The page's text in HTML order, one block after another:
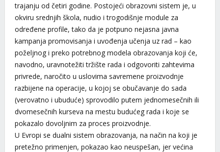
trajanju od četiri godine. Postojeći obrazovni sistem je, u
okviru srednjih škola, nudio i trogodišnje module za
određene profile, tako da je potpuno nejasna javna
kampanja promovisanja i uvođenja učenja uz rad – kao
poželjnog i preko potrebnog modela obrazovanja koji će,
navodno, uravnotežiti tržište rada i odgovoriti zahtevima
privrede, naročito u uslovima savremene proizvodnje
razbijene na operacije, u kojoj se obučavanje do sada
(verovatno i ubuduće) sprovodilo putem jednomesečnih ili
dvomesečnih kurseva na mestu budućeg rada i koje se
pokazalo dovoljnim za proces proizvodnje.
U Evropi se dualni sistem obrazovanja, na način na koji je
pretežno primenjen, pokazao kao neuspešan, jer većina